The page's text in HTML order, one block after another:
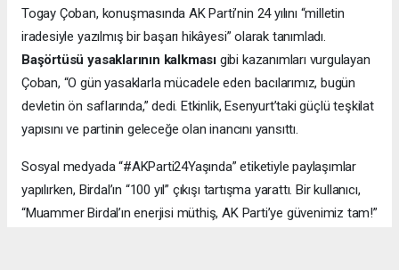
Togay Çoban, konuşmasında AK Parti’nin 24 yılını “milletin
iradesiyle yazılmış bir başarı hikâyesi” olarak tanımladı.
Başörtüsü yasaklarının kalkması gibi kazanımları vurgulayan
Çoban, “O gün yasaklarla mücadele eden bacılarımız, bugün
devletin ön saflarında,” dedi. Etkinlik, Esenyurt’taki güçlü teşkilat
yapısını ve partinin geleceğe olan inancını yansıttı.
Sosyal medyada “#AKParti24Yaşında” etiketiyle paylaşımlar
yapılırken, Birdal’ın “100 yıl” çıkışı tartışma yarattı. Bir kullanıcı,
“Muammer Birdal’ın enerjisi müthiş, AK Parti’ye güvenimiz tam!”